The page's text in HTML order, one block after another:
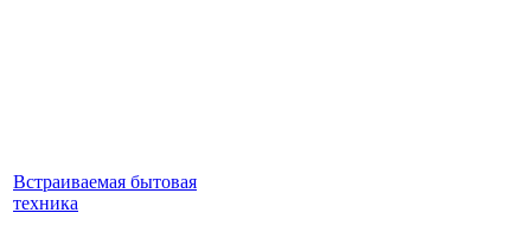
Встраиваемая бытовая
техника